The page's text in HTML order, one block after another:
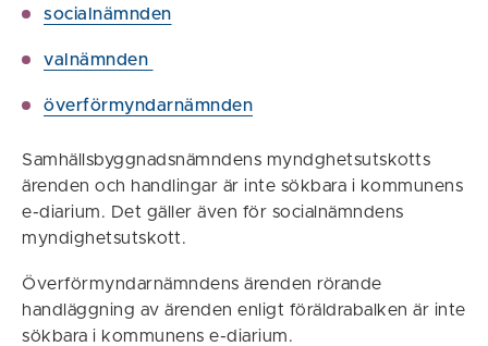
socialnämnden
valnämnden
överförmyndarnämnden
Samhällsbyggnadsnämndens myndghetsutskotts
ärenden och handlingar är inte sökbara i kommunens
e-diarium. Det gäller även för socialnämndens
myndighetsutskott.
Överförmyndarnämndens ärenden rörande
handläggning av ärenden enligt föräldrabalken är inte
sökbara i kommunens e-diarium.